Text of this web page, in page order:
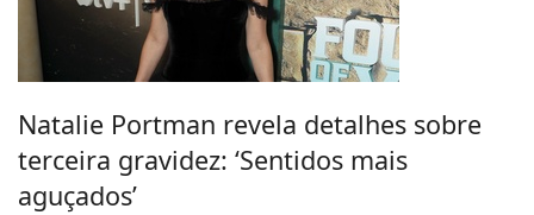
Natalie Portman revela detalhes sobre
terceira gravidez: ‘Sentidos mais
aguçados’